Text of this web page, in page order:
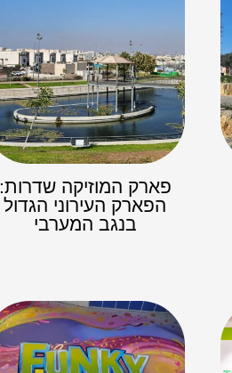
פארק המוזיקה שדרות:
הפארק העירוני הגדול
בנגב המערבי